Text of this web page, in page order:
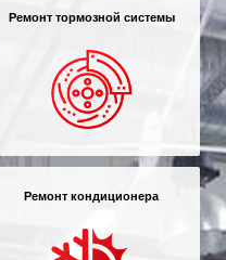
Ремонт тормозной системы
Ремонт кондиционера